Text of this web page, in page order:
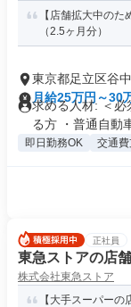
【店舗拡大中の
（2.5ヶ月分）
東京都足立区谷中
月給25万円～30
求める人材: ＜必
る方 ・普通自動
即日勤務OK 交通
正社員
東急ストアの店
株式会社東急ストア
【大手スーパー